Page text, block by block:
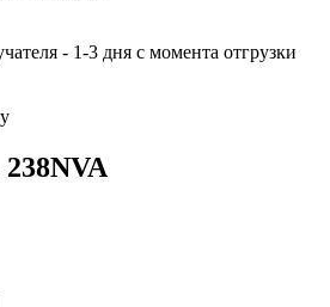
- 1-3 дня с момента отгрузки